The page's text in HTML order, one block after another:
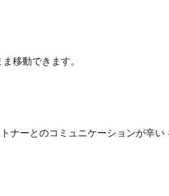
移動できます。
ナーとのコミュニケーションが辛